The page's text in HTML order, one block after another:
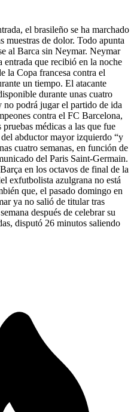
el brasileño se ha marchado
muestras de dolor. Todo apunta
al Barca sin Neymar. Neymar
entrada que recibió en la noche
la Copa francesa contra el
un tiempo. El atacante
durante unas cuatro
no podrá jugar el partido de ida
contra el FC Barcelona,
médicas a las que fue
abductor mayor izquierdo “y
cuatro semanas, en función de
del Paris Saint-Germain.
en los octavos de final de la
exfutbolista azulgrana no está
que, el pasado domingo en
ya no salió de titular tras
después de celebrar su
disputó 26 minutos saliendo